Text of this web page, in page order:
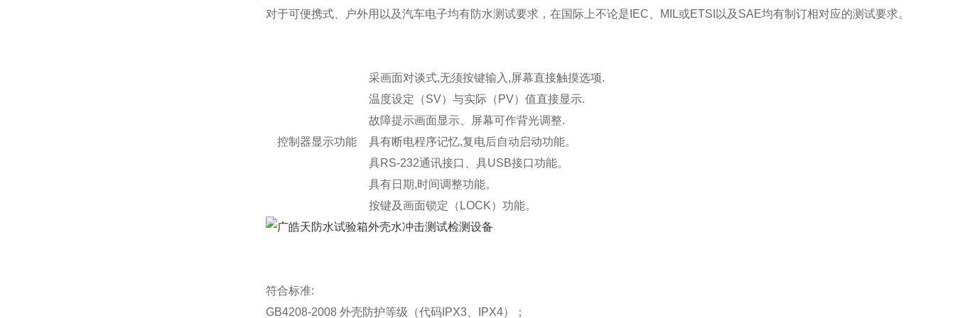
对于可便携式、户外用以及汽车电子均有防水测试要求，在国际上不论是IEC、MIL或ETSI以及SAE均有制订相对应的测试要求。
控制器显示功能
采画面对谈式,无须按键输入,屏幕直接触摸选项.
温度设定（SV）与实际（PV）值直接显示.
故障提示画面显示、屏幕可作背光调整.
具有断电程序记忆,复电后自动启动功能。
具RS-232通讯接口、具USB接口功能。
具有日期,时间调整功能。
按键及画面锁定（LOCK）功能。
符合标准:
GB4208-2008 外壳防护等级（代码IPX3、IPX4）；